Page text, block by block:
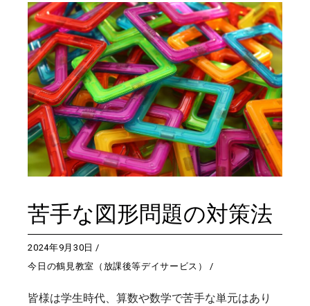
苦手な図形問題の対策法
2024年9月30日
今日の鶴見教室（放課後等デイサービス）
皆様は学生時代、算数や数学で苦手な単元はあり